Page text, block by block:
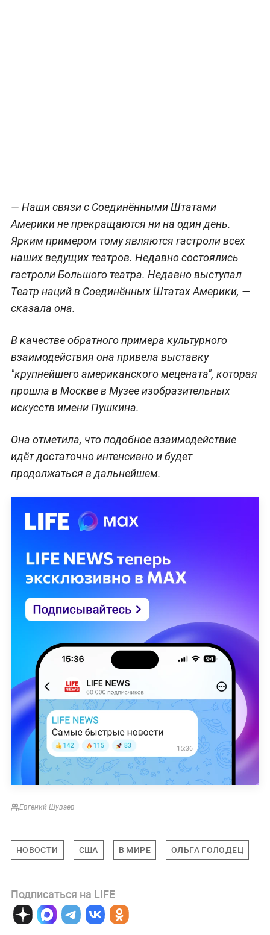
— Наши связи с Соединёнными Штатами
Америки не прекращаются ни на один день.
Ярким примером тому являются гастроли всех
наших ведущих театров. Недавно состоялись
гастроли Большого театра. Недавно выступал
Театр наций в Соединённых Штатах Америки, —
сказала она.
В качестве обратного примера культурного
взаимодействия она привела выставку
"крупнейшего американского мецената", которая
прошла в Москве в Музее изобразительных
искусств имени Пушкина.
Она отметила, что подобное взаимодействие
идёт достаточно интенсивно и будет
продолжаться в дальнейшем.
Евгений Шуваев
НОВОСТИ США В МИРЕ ОЛЬГА ГОЛОДЕЦ
Подписаться на LIFE